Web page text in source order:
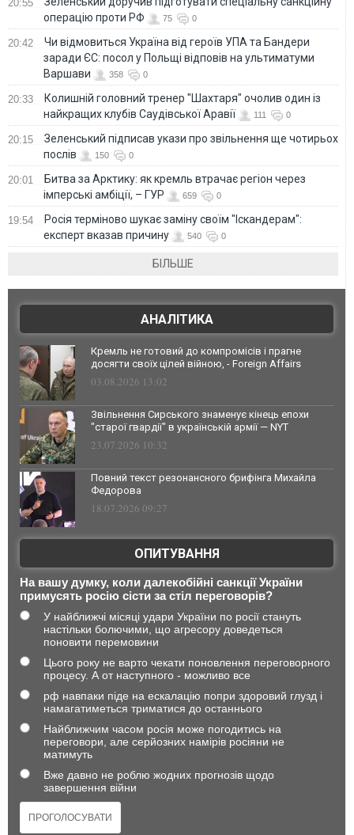
20:55
операцію проти РФ
75 0
20:42
Чи відмовиться Україна від героїв УПА та Бандери
заради ЄС: посол у Польщі відповів на ультиматуми
Варшави
358 0
20:33
Колишній головний тренер "Шахтаря" очолив один із
найкращих клубів Саудівської Аравії
111 0
20:15
Зеленський підписав укази про звільнення ще чотирьох
послів
150 0
20:01
Битва за Арктику: як кремль втрачає регіон через
імперські амбіції, – ГУР
659 0
19:54
Росія терміново шукає заміну своїм "Іскандерам":
експерт вказав причину
540 0
БІЛЬШЕ
АНАЛІТИКА
Кремль не готовий до компромісів і прагне
досягти своїх цілей війною, - Foreign Affairs
03.08.2026 13:02
Звільнення Сирського знаменує кінець епохи
"старої гвардії" в українській армії — NYT
23.07.2026 10:32
Повний текст резонансного брифінга Михайла
Федорова
18.07.2026 09:27
ОПИТУВАННЯ
На вашу думку, коли далекобійні санкції України
примусять росію сісти за стіл переговорів?
У найближчі місяці удари України по росії стануть
настільки болючими, що агресору доведеться
поновити перемовини
Цього року не варто чекати поновлення переговорного
процесу. А от наступного - можливо все
рф навпаки піде на ескалацію попри здоровий глузд і
намагатиметься триматися до останнього
Найближчим часом росія може погодитись на
переговори, але серйозних намірів росіяни не
матимуть
Вже давно не роблю жодних прогнозів щодо
завершення війни